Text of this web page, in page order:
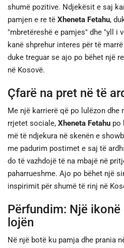
shumë pozitive. Ndjekësit e saj
pamjen e re të Xheneta Fetahu,
"mbretëreshë e pamjes" dhe "yll i
kanë shprehur interes për të
duke treguar se ajo po bëhet një
në Kosovë.
Çfarë na pret në të
Me një karrierë që po lulëzon dhe
rrjetet sociale, Xheneta Fetahu po
më të ndjekura në skenën e
me padurim postimet e saj të
do të vazhdojë të na mbajë në
paharrueshme. Ajo po bëhet një
inspirimit për shumë të rinj në
Përfundim: Një
lojën
Në një botë ku pamja dhe prania